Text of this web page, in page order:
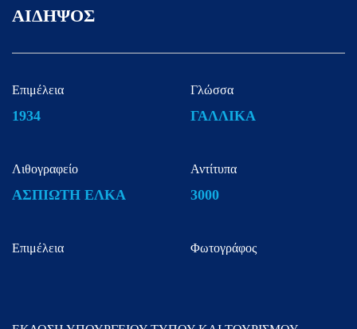
ΑΙΔΗΨΟΣ
Επιμέλεια
1934
Γλώσσα
ΓΑΛΛΙΚΑ
Λιθογραφείο
ΑΣΠΙΩΤΗ ΕΛΚΑ
Αντίτυπα
3000
Επιμέλεια Φωτογράφος